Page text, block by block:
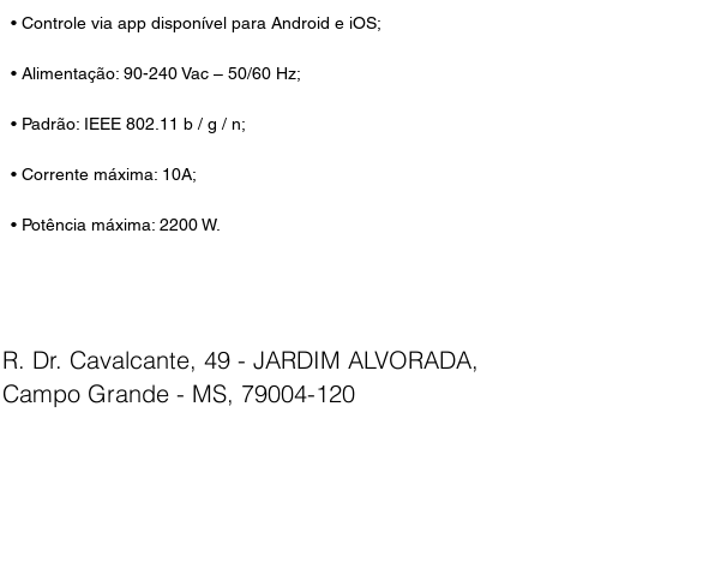
• Controle via app disponível para Android e iOS;
• Alimentação: 90-240 Vac – 50/60 Hz;
• Padrão: IEEE 802.11 b / g / n;
• Corrente máxima: 10A;
• Potência máxima: 2200 W.
R. Dr. Cavalcante, 49 - JARDIM ALVORADA,
Campo Grande - MS, 79004-120